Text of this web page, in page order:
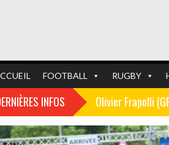
FOOTBALL RUGBY
INFOS Olivier Frapolli
Christophe
FOOTBALL